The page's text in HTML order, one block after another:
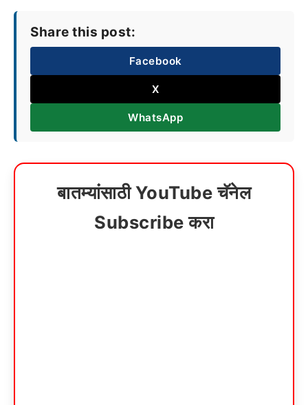
Share this post:
Facebook
X
WhatsApp
बातम्यांसाठी YouTube चॅनेल
Subscribe करा